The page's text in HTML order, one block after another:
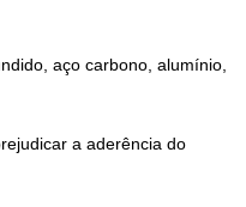
aço carbono, alumínio,
a aderência do